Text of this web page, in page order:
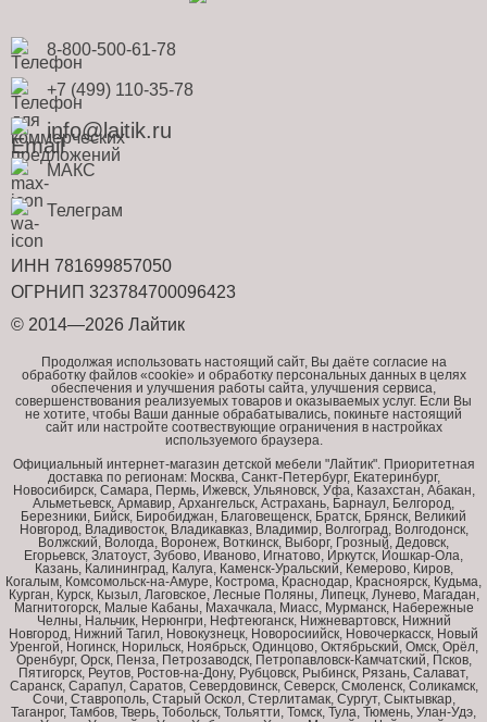
8-800-500-61-78
+7 (499) 110-35-78
info@laitik.ru
МАКС
Телеграм
ИНН 781699857050
ОГРНИП 323784700096423
© 2014—2026 Лайтик
Продолжая использовать настоящий сайт, Вы даёте согласие на
обработку файлов «cookie» и обработку персональных данных в целях
обеспечения и улучшения работы сайта, улучшения сервиса,
совершенствования реализуемых товаров и оказываемых услуг. Если Вы
не хотите, чтобы Ваши данные обрабатывались, покиньте настоящий
сайт или настройте соотвествующие ограничения в настройках
используемого браузера.
Официальный интернет-магазин детской мебели "Лайтик". Приоритетная
доставка по регионам: Москва, Санкт-Петербург, Екатеринбург,
Новосибирск, Самара, Пермь, Ижевск, Ульяновск, Уфа, Казахстан, Абакан,
Альметьевск, Армавир, Архангельск, Астрахань, Барнаул, Белгород,
Березники, Бийск, Биробиджан, Благовещенск, Братск, Брянск, Великий
Новгород, Владивосток, Владикавказ, Владимир, Волгоград, Волгодонск,
Волжский, Вологда, Воронеж, Воткинск, Выборг, Грозный, Дедовск,
Егорьевск, Златоуст, Зубово, Иваново, Игнатово, Иркутск, Йошкар-Ола,
Казань, Калининград, Калуга, Каменск-Уральский, Кемерово, Киров,
Когалым, Комсомольск-на-Амуре, Кострома, Краснодар, Красноярск, Кудьма,
Курган, Курск, Кызыл, Лаговское, Лесные Поляны, Липецк, Лунево, Магадан,
Магнитогорск, Малые Кабаны, Махачкала, Миасс, Мурманск, Набережные
Челны, Нальчик, Нерюнгри, Нефтеюганск, Нижневартовск, Нижний
Новгород, Нижний Тагил, Новокузнецк, Новоросиийск, Новочеркасск, Новый
Уренгой, Ногинск, Норильск, Ноябрьск, Одинцово, Октябрьский, Омск, Орёл,
Оренбург, Орск, Пенза, Петрозаводск, Петропавловск-Камчатский, Псков,
Пятигорск, Реутов, Ростов-на-Дону, Рубцовск, Рыбинск, Рязань, Салават,
Саранск, Сарапул, Саратов, Севердовинск, Северск, Смоленск, Соликамск,
Сочи, Ставрополь, Старый Оскол, Стерлитамак, Сургут, Сыктывкар,
Таганрог, Тамбов, Тверь, Тобольск, Тольятти, Томск, Тула, Тюмень, Улан-Удэ,